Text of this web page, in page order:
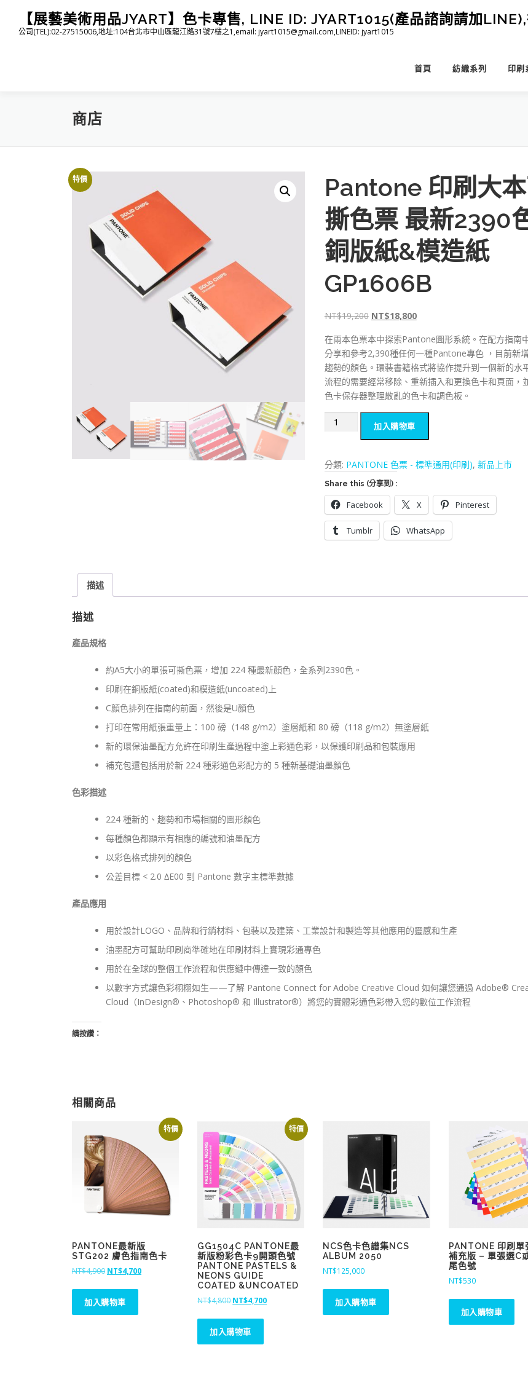
【展藝美術用品JYART】色卡專售, LINE ID: JYART1015(產品諮詢請加
公司(TEL):02-27515006,地址:104台北市中山區龍江路31號7樓之1,email: jyart1015@gmail.com,LINEID: jyart1015
首頁 紡織系列 印刷
商店
特價
Pantone 印刷大
撕色票 最新2390
銅版紙&模造紙
GP1606B
NT$19,200 原
價
格
：
N
T
$
1
9
2
0
0
。
NT$18,800目
價
格
：
N
T
$
8
8
0
。
在兩本色票本中探索Pantone圖形系統。在配方指南
分享和參考2,390種任何一種Pantone專色 ，目前新
趨勢的顏色。環裝書籍格式將協作提升到一個新的水
流程的需要經常移除、重新插入和更換色卡和頁面，
色卡保存器整理散亂的色卡和調色板。
Pantone
大
本
可
撕
色
模
數
量
加入購物車
分類: PANTONE 色票 - 標準通用(印刷), 新品上市
Share this (分享到) :
Facebook X Pinterest
Tumblr WhatsApp
描述
描述
產品規格
約A5大小的單張可撕色票，增加 224 種最新顏色，全系列2390色。
印刷在銅版紙(coated)和模造紙(uncoated)上
C顏色排列在指南的前面，然後是U顏色
打印在常用紙張重量上：100 磅（148 g/m2）塗層紙和 80 磅（118 g/m2）無塗層紙
新的環保油墨配方允許在印刷生產過程中塗上彩通色彩，以保護印刷品和包裝應用
補充包還包括用於新 224 種彩通色彩配方的 5 種新基礎油墨顏色
色彩描述
224 種新的、趨勢和市場相關的圖形顏色
每種顏色都顯示有相應的編號和油墨配方
以彩色格式排列的顏色
公差目標 < 2.0 ∆E00 到 Pantone 數字主標準數據
產品應用
用於設計LOGO、品牌和行銷材料、包裝以及建築、工業設計和製造等其他應用的靈感和生產
油墨配方可幫助印刷商準確地在印刷材料上實現彩通專色
用於在全球的整個工作流程和供應鏈中傳達一致的顏色
以數字方式讓色彩栩栩如生——了解 Pantone Connect for Adob​​e Creative Cloud 如何讓您通過 Adob​​e®
Cloud（InDesign®、Photoshop® 和 Illustrator®）將您的實體彩通色彩帶入您的數位工作流程
請按讚：
相關商品
特價
PANTONE最新版
STG202 膚色指南色卡
NT$4,900 原
格
NT$4,700目
加入購物車
特價
GG1504C PANTONE最
新版粉彩色卡9開頭色號
PANTONE PASTELS &
NEONS GUIDE
COATED &UNCOATED
NT$4,800 原
格
NT$4,700目
加入購物車
NCS色卡色譜集NCS
ALBUM 2050
NT$125,000
加入購物車
PANTONE 印刷單
補充版 – 單張選C
尾色號
NT$530
加入購物車